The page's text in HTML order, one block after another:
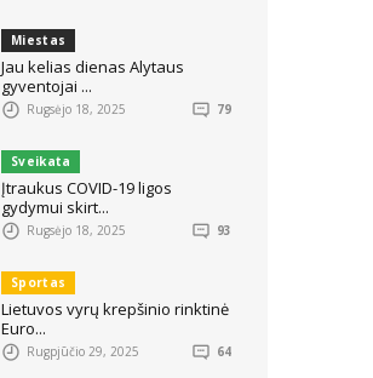
Miestas
Jau kelias dienas Alytaus
gyventojai ...
Rugsėjo 18, 2025 79
Sveikata
Įtraukus COVID-19 ligos
gydymui skirt...
Rugsėjo 18, 2025 93
Sportas
Lietuvos vyrų krepšinio rinktinė
Euro...
Rugpjūčio 29, 2025 64